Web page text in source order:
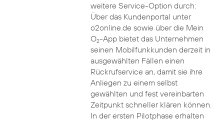
weitere Service-Option durch:
Über das Kundenportal unter
o2online.de sowie über die Mein
O2-App bietet das Unternehmen
seinen Mobilfunkkunden derzeit in
ausgewählten Fällen einen
Rückrufservice an, damit sie ihre
Anliegen zu einem selbst
gewählten und fest vereinbarten
Zeitpunkt schneller klären können.
In der ersten Pilotphase erhalten